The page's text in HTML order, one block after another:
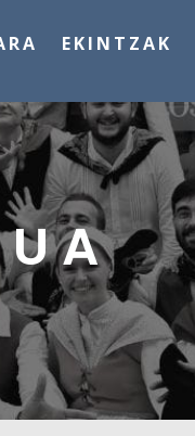
EKINTZAK